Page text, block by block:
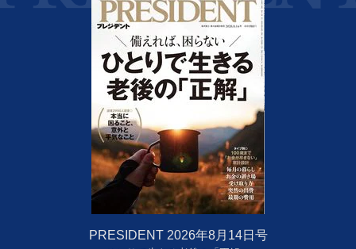
PRESIDENT 2026年8月14日号